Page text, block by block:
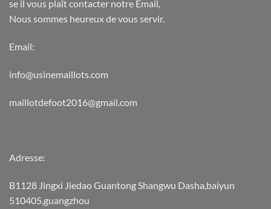
se il vous plaît contacter notre Email,
Nous sommes heureux de vous servir.
Email:
info@usinemaillots.com
maillotdefoot2016@gmail.com
Adresse:
B1128 Jingxi Jiedao Guantong Shangwu Dasha,baiyun
510405,guangzhou